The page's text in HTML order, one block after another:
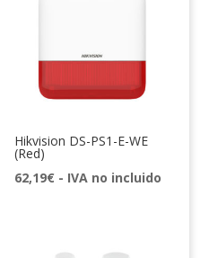
Hikvision DS-PS1-E-WE
(Red)
62,19€ - IVA no incluido